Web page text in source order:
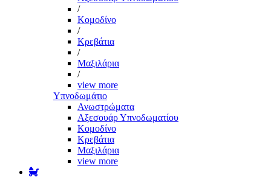
/
Κομοδίνο
/
Κρεβάτια
/
Μαξιλάρια
/
view more
Υπνοδωμάτιο
Ανωστρώματα
Αξεσουάρ Υπνοδωματίου
Κομοδίνο
Κρεβάτια
Μαξιλάρια
view more